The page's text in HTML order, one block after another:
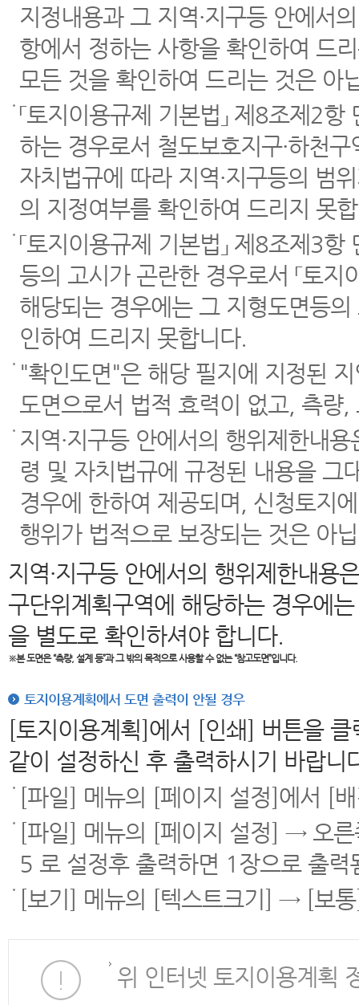
지정내용과 그 지역·지구등 안에서
항에서 정하는 사항을 확인하여 드
모든 것을 확인하여 드리는 것은 아
「토지이용규제 기본법」 제8조제2
하는 경우로서 철도보호지구·하천
자치법규에 따라 지역·지구등의 범
의 지정여부를 확인하여 드리지 못
「토지이용규제 기본법」 제8조제3
등의 고시가 곤란한 경우로서 「토
해당되는 경우에는 그 지형도면등
인하여 드리지 못합니다.
"확인도면"은 해당 필지에 지정된
도면으로서 법적 효력이 없고, 측량
지역·지구등 안에서의 행위제한내
령 및 자치법규에 규정된 내용을 그
경우에 한하여 제공되며, 신청토지
행위가 법적으로 보장되는 것은 아
지역·지구등 안에서의 행위제한내용
구단위계획구역에 해당하는 경우에
을 별도로 확인하셔야 합니다.
※본 도면은“측량, 설계 등”과 그 밖의 목적으로 사용할 수 없는 “참고도면”입니다.
토지이용계획에서 도면 출력이 안될 경우
[토지이용계획]에서 [인쇄] 버튼을
같이 설정하신 후 출력하시기 바랍니
[파일] 메뉴의 [페이지 설정]에서 [
[파일] 메뉴의 [페이지 설정] → 오
5 로 설정후 출력하면 1장으로 출력
[보기] 메뉴의 [텍스트크기] → [보
위 인터넷 토지이용계획